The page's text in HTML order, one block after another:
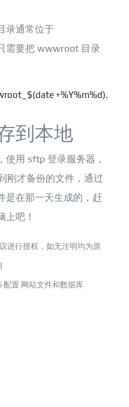
录通常位于
需要把 wwwroot 目录
到本地
使用 sftp 登录服务器，
刚才备份的文件，通过
是在那一天生成的，赶
上吧！
进行授权，如无注明均为原
配置 网站文件和数据库